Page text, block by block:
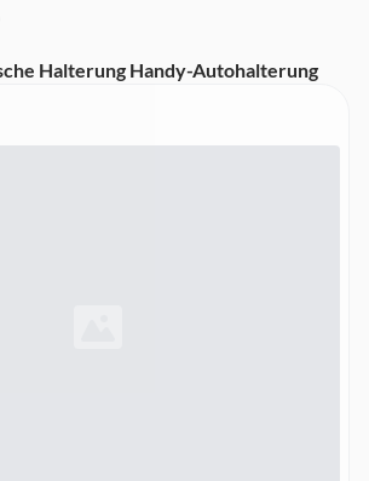
Halterung Handy-Autohalterung